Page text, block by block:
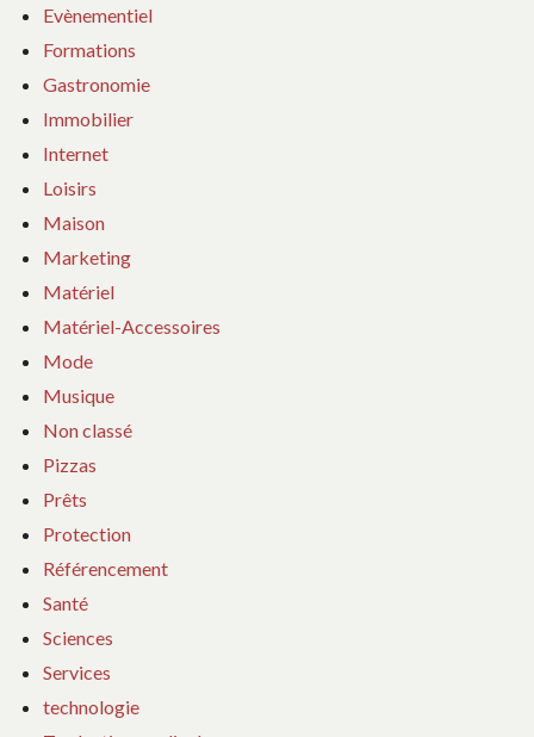
Evènementiel
Formations
Gastronomie
Immobilier
Internet
Loisirs
Maison
Marketing
Matériel
Matériel-Accessoires
Mode
Musique
Non classé
Pizzas
Prêts
Protection
Référencement
Santé
Sciences
Services
technologie